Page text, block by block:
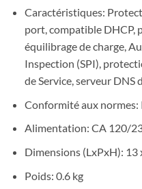
Caractéristiques:
port, compatible DHCP,
équilibrage de charge,
Inspection (SPI),
de Service, serveur
Conformité aux normes:
Alimentation: CA 120/
Dimensions (LxPxH): 13
Poids: 0.6 kg